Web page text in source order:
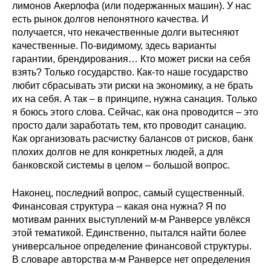
лимонов Акерлофа (или подержанных машин). У нас
есть рынок долгов непонятного качества. И
получается, что некачественные долги вытесняют
качественные. По-видимому, здесь варианты
гарантии, брендирования… Кто может риски на себя
взять? Только государство. Как-то наше государство
любит сбрасывать эти риски на экономику, а не брать
их на себя. А так – в принципе, нужна санация. Только
я боюсь этого слова. Сейчас, как она проводится – это
просто дали заработать тем, кто проводит санацию.
Как организовать расчистку балансов от рисков, банк
плохих долгов не для конкретных людей, а для
банковской системы в целом – большой вопрос.
Наконец, последний вопрос, самый существенный.
Финансовая структура – какая она нужна? Я по
мотивам ранних выступлений м-м Ранверсе увлёкся
этой тематикой. Единственно, пытался найти более
универсальное определение финансовой структуры.
В словаре авторства м-м Ранверсе нет определения